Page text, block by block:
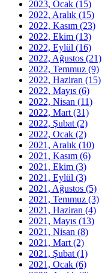
2023, Ocak (15)
2022, Aralık (15)
2022, Kasım (23)
2022, Ekim (13)
2022, Eylül (16)
2022, Ağustos (21)
2022, Temmuz (9)
2022, Haziran (15)
2022, Mayıs (6)
2022, Nisan (11)
2022, Mart (31)
2022, Şubat (2)
2022, Ocak (2)
2021, Aralık (10)
2021, Kasım (6)
2021, Ekim (3)
2021, Eylül (3)
2021, Ağustos (5)
2021, Temmuz (3)
2021, Haziran (4)
2021, Mayıs (13)
2021, Nisan (8)
2021, Mart (2)
2021, Şubat (1)
2021, Ocak (6)